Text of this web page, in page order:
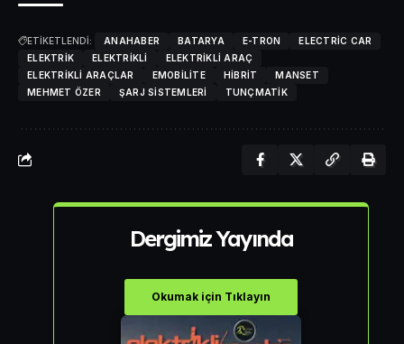
ETİKETLENDİ: ANAHABER BATARYA E-TRON
ELECTRIC CAR
ELEKTRIK
ELEKTRIKLI
ELEKTRIKLI ARAÇ
ELEKTRIKLI ARAÇLAR
EMOBILITE HIBRIT
MANSET
MEHMET ÖZER
ŞARJ SISTEMLERI TUNÇMATIK
Dergimiz Yayında
Okumak için Tıklayın